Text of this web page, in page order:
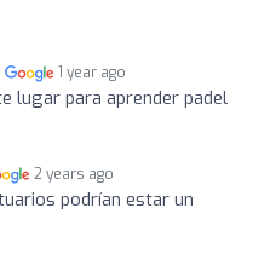
1 year ago
lugar para aprender padel
2 years ago
podrían estar un